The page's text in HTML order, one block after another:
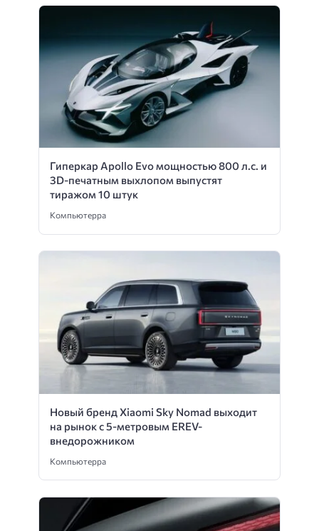
Гиперкар Apollo Evo мощностью 800 л.с. и
3D-печатным выхлопом выпустят
тиражом 10 штук
Компьютерра
Новый бренд Xiaomi Sky Nomad выходит
на рынок с 5-метровым EREV-
внедорожником
Компьютерра